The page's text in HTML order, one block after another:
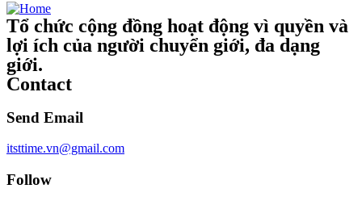
Tổ chức cộng đồng hoạt động vì quyền và
lợi ích của người chuyển giới, đa dạng
giới.
Contact
Send Email
itsttime.vn@gmail.com
Follow